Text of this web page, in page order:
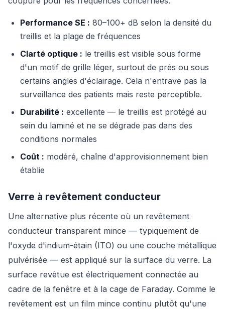
Performance SE : 80–100+ dB selon la densité du
treillis et la plage de fréquences
Clarté optique : le treillis est visible sous forme
d'un motif de grille léger, surtout de près ou sous
certains angles d'éclairage. Cela n'entrave pas la
surveillance des patients mais reste perceptible.
Durabilité : excellente — le treillis est protégé au
sein du laminé et ne se dégrade pas dans des
conditions normales
Coût : modéré, chaîne d'approvisionnement bien
établie
Verre à revêtement conducteur
Une alternative plus récente où un revêtement
conducteur transparent mince — typiquement de
l'oxyde d'indium-étain (ITO) ou une couche métallique
pulvérisée — est appliqué sur la surface du verre. La
surface revêtue est électriquement connectée au
cadre de la fenêtre et à la cage de Faraday. Comme le
revêtement est un film mince continu plutôt qu'une